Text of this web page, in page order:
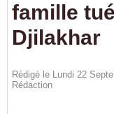
famille
Djilakhar
Rédigé le Lundi 22
Rédaction